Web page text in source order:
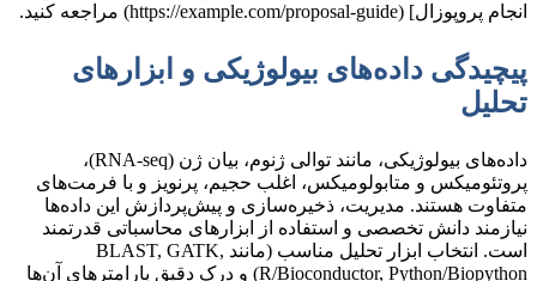
انجام پروپوزال] (https://example.com/proposal-guide) مراجعه کنید.
پیچیدگی داده‌های بیولوژیکی و ابزارهای
تحلیل
داده‌های بیولوژیکی، مانند توالی ژنوم، بیان ژن (RNA-seq)،
پروتئومیکس و متابولومیکس، اغلب حجیم، پرنویز و با فرمت‌های
متفاوت هستند. مدیریت، ذخیره‌سازی و پیش‌پردازش این داده‌ها
نیازمند دانش تخصصی و استفاده از ابزارهای محاسباتی قدرتمند
است. انتخاب ابزار تحلیل مناسب (مانند BLAST, GATK,
R/Bioconductor, Python/Biopython) و درک دقیق پارامترهای آن‌ها